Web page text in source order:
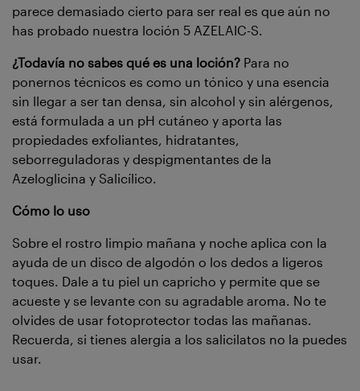
parece demasiado cierto para ser real es que aún no
has probado nuestra loción 5 AZELAIC-S.
¿Todavía no sabes qué es una loción? Para no
ponernos técnicos es como un tónico y una esencia
sin llegar a ser tan densa, sin alcohol y sin alérgenos,
está formulada a un pH cutáneo y aporta las
propiedades exfoliantes, hidratantes,
seborreguladoras y despigmentantes de la
Azeloglicina y Salicílico.
Cómo lo uso
Sobre el rostro limpio mañana y noche aplica con la
ayuda de un disco de algodón o los dedos a ligeros
toques. Dale a tu piel un capricho y permite que se
acueste y se levante con su agradable aroma. No te
olvides de usar fotoprotector todas las mañanas.
Recuerda, si tienes alergia a los salicilatos no la puedes
usar.